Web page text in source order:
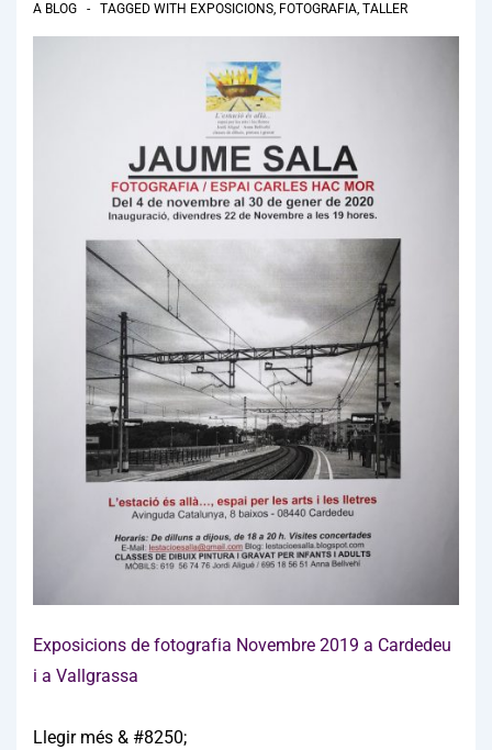
A BLOG TAGGED WITH EXPOSICIONS, FOTOGRAFIA, TALLER
Exposicions de fotografia Novembre 2019 a Cardedeu
i a Vallgrassa
Llegir més & #8250;